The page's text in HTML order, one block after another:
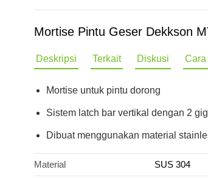
Mortise Pintu Geser Dekkson
Deskripsi Terkait Diskusi Cara
Mortise untuk pintu dorong
Sistem latch bar vertikal dengan 2
Dibuat menggunakan material
Material SUS 304